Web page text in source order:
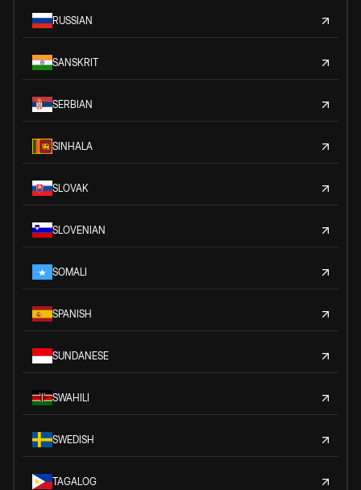
RUSSIAN
SANSKRIT
SERBIAN
SINHALA
SLOVAK
SLOVENIAN
SOMALI
SPANISH
SUNDANESE
SWAHILI
SWEDISH
TAGALOG